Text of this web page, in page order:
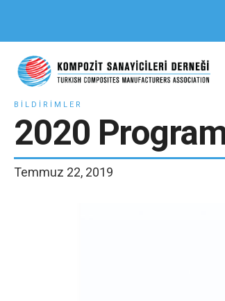
BILDIRIMLER
2020
Temmuz 22, 2019